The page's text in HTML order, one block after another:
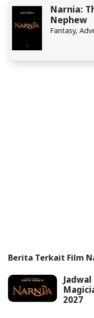
Narnia:
Nephew
Fantasy,
Berita Terkait Film
2027